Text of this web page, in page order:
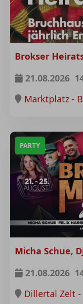
Brokser
21.08.2026
Marktplatz -
PARTY
Micha Schue,
21.08.2026
Dillertal Zelt